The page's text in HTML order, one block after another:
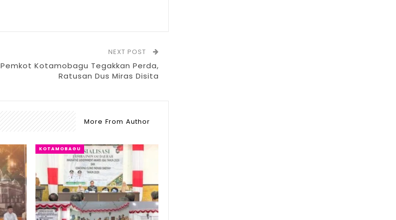
NEXT POST
Pemkot Kotamobagu Tegakkan Perda,
Ratusan Dus Miras Disita
More From Author
KOTAMOBAGU